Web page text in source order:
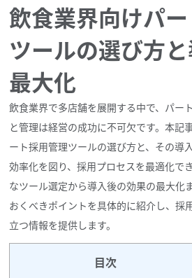
飲食業界向けパ
ツールの選び方
最大化
飲食業界で多店舗を展開する中で、パー
と管理は経営の成功に不可欠です。本記
ート採用管理ツールの選び方と、その導
効率化を図り、採用プロセスを最適化で
なツール選定から導入後の効果の最大化
おくべきポイントを具体的に紹介し、採
立つ情報を提供します。
目次